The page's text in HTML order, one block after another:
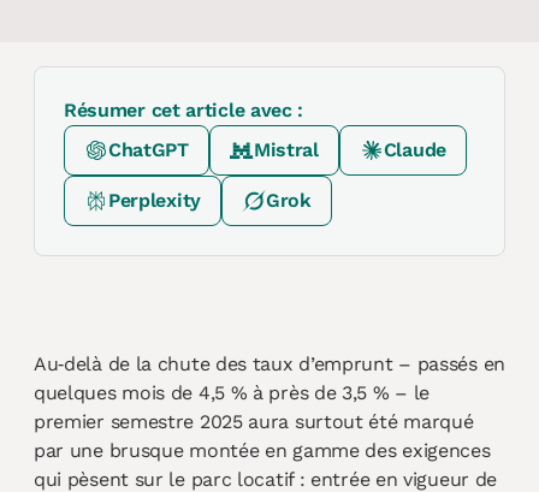
Résumer cet article avec :
ChatGPT
Mistral Claude
Perplexity Grok
Au‐delà de la chute des taux d’emprunt – passés en
quelques mois de 4,5 % à près de 3,5 % – le
premier semestre 2025 aura surtout été marqué
par une brusque montée en gamme des exigences
qui pèsent sur le parc locatif : entrée en vigueur de